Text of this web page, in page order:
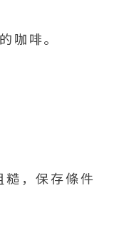
啡。
，保存條件